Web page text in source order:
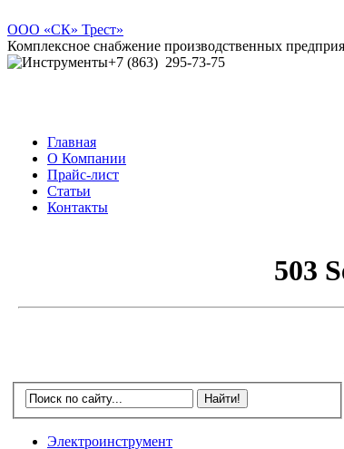
ООО «СК» Трест»
Комплексное снабжение производственных
+7 (863) 295-73-75
Главная
О Компании
Прайс-лист
Статьи
Контакты
Электроинструмент